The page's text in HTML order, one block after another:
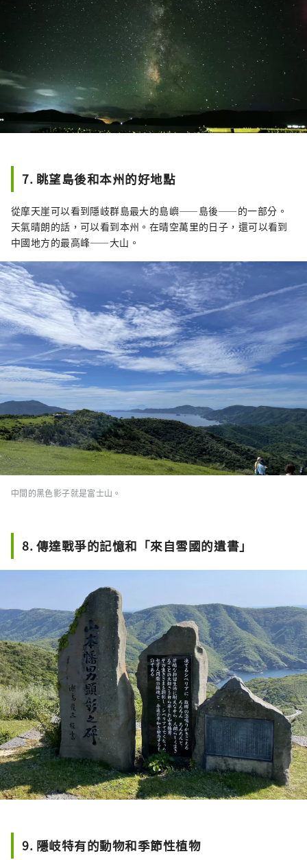
7. 眺望島後和本州的好地點
從摩天崖可以看到隱岐群島最大的島嶼——島後——的一部分。
天氣晴朗的話，可以看到本州。在晴空萬里的日子，還可以看到
中國地方的最高峰——大山。
中間的黑色影子就是富士山。
8. 傳達戰爭的記憶和「來自雪國的遺書」
9. 隱岐特有的動物和季節性植物